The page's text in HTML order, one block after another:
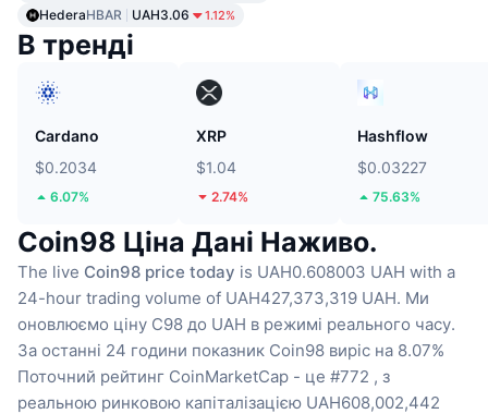
HederaHBAR UAH3.06 1.12%
В тренді
Cardano
$0.2034
6.07%
XRP
$1.04
2.74%
Hashflow
$0.03227
75.63%
Coin98 Ціна Дані Наживо.
The live Coin98 price today is UAH0.608003 UAH with a
24-hour trading volume of UAH427,373,319 UAH. Ми
оновлюємо ціну C98 до UAH в режимі реального часу.
За останні 24 години показник Coin98 виріс на 8.07%
Поточний рейтинг CoinMarketCap - це #772 , з
реальною ринковою капіталізацією UAH608,002,442